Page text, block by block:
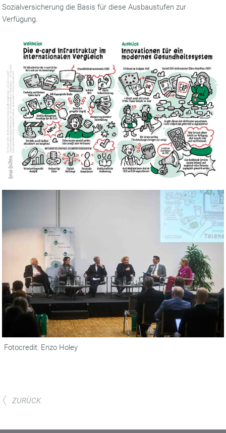
Sozialversicherung die Basis für diese Ausbaustufen zur
Verfügung.
Fotocredit: Enzo Holey
ZURÜCK